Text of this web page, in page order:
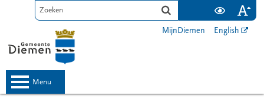
MijnDiemen English
menu